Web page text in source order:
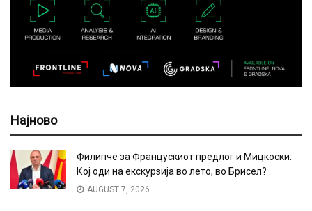
Најново
Филипче за Францускиот предлог и Мицкоски:
Кој оди на екскурзија во лето, во Брисел?
AUGUST 7, 2026